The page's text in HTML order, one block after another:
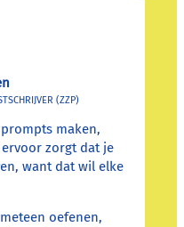
(ZZP)
maken,
ervoor zorgt dat je
want dat wil elke
oefenen,